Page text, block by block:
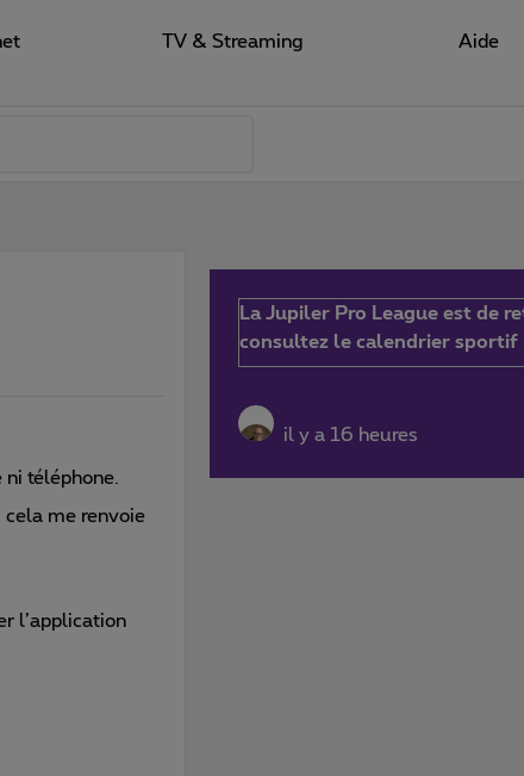
TV & Streaming Aide
téléphone.
cela me renvoie
l’application
La Jupiler Pro League est de
consultez le calendrier sportif
il y a 16 heures